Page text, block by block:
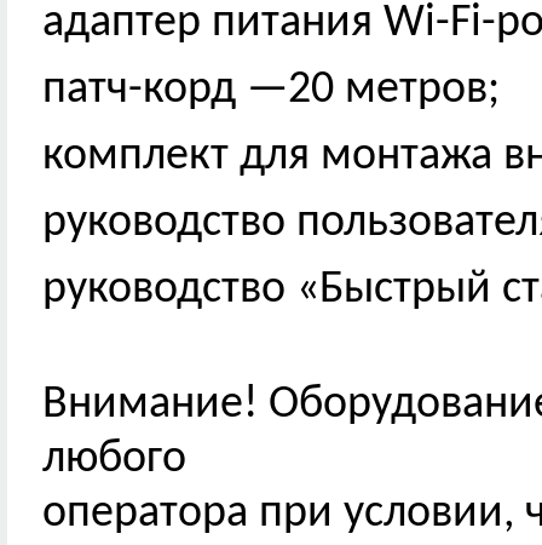
адаптер питания Wi-Fi-
патч-корд —20 метров;
комплект для монтажа
руководство
руководство «Быстрый
Внимание!
любого
оператора при условии,